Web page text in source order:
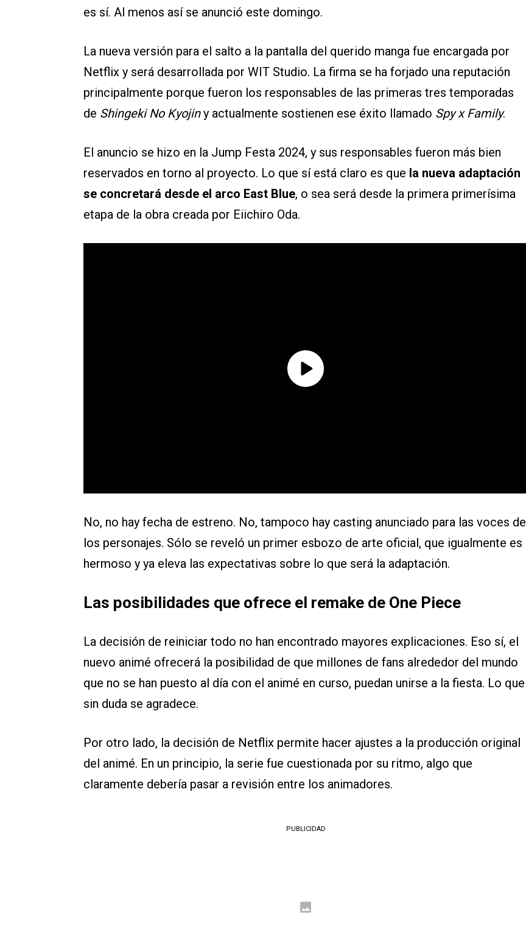
es sí. Al menos así se anunció este domingo.
La nueva versión para el salto a la pantalla del querido manga fue encargada por
Netflix y será desarrollada por WIT Studio. La firma se ha forjado una reputación
principalmente porque fueron los responsables de las primeras tres temporadas
de Shingeki No Kyojiny actualmente sostienen ese éxito llamado Spy x Family.
El anuncio se hizo en la Jump Festa 2024, y sus responsables fueron más bien
reservados en torno al proyecto. Lo que sí está claro es que la nueva adaptación
se concretará desde el arco East Blue, o sea será desde la primera primerísima
etapa de la obra creada por Eiichiro Oda.
No, no hay fecha de estreno. No, tampoco hay casting anunciado para las voces de
los personajes. Sólo se reveló un primer esbozo de arte oficial, que igualmente es
hermoso y ya eleva las expectativas sobre lo que será la adaptación.
Las posibilidades que ofrece el remake de One Piece
La decisión de reiniciar todo no han encontrado mayores explicaciones. Eso sí, el
nuevo animé ofrecerá la posibilidad de que millones de fans alrededor del mundo
que no se han puesto al día con el animé en curso, puedan unirse a la fiesta. Lo que
sin duda se agradece.
Por otro lado, la decisión de Netflix permite hacer ajustes a la producción original
del animé. En un principio, la serie fue cuestionada por su ritmo, algo que
claramente debería pasar a revisión entre los animadores.
PUBLICIDAD